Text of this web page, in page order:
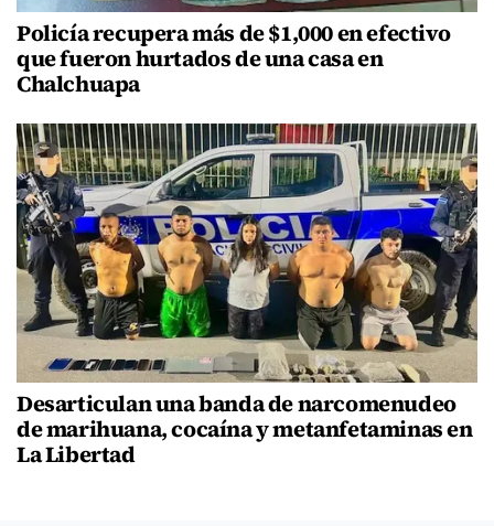
Policía recupera más de $1,000 en efectivo
que fueron hurtados de una casa en
Chalchuapa
Desarticulan una banda de narcomenudeo
de marihuana, cocaína y metanfetaminas en
La Libertad